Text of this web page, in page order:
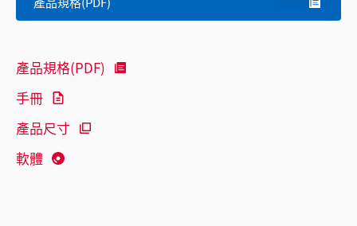
產品規格(PDF)
手冊
產品尺寸
軟體